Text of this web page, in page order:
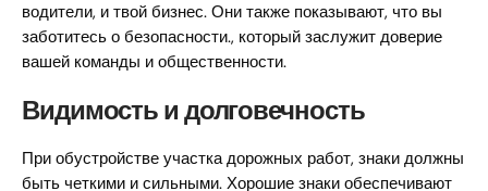
водители, и твой бизнес. Они также показывают, что вы
заботитесь о безопасности., который заслужит доверие
вашей команды и общественности.
Видимость и долговечность
При обустройстве участка дорожных работ, знаки должны
быть четкими и сильными. Хорошие знаки обеспечивают